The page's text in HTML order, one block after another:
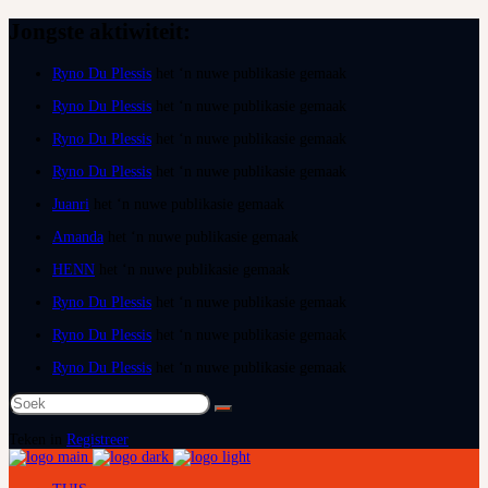
Ryno Du Plessis
Ryno Du Plessis
Ryno Du Plessis
Ryno Du Plessis
Juanri
Amanda
HENN
Ryno Du Plessis
Ryno Du Plessis
Ryno Du Plessis
Soek
na:
Registreer